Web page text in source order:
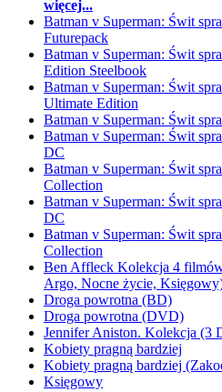
więcej...
Batman v Superman: Świt
Futurepack
Batman v Superman: Świt
Edition Steelbook
Batman v Superman: Świt
Ultimate Edition
Batman v Superman: Świt
Batman v Superman: Świt
DC
Batman v Superman: Świt
Collection
Batman v Superman: Świt
DC
Batman v Superman: Świt
Collection
Ben Affleck Kolekcja 4
Argo, Nocne życie,
Droga powrotna (BD)
Droga powrotna (DVD)
Jennifer Aniston. Kolekcja (3
Kobiety pragną bardziej
Kobiety pragną bardziej
Księgowy